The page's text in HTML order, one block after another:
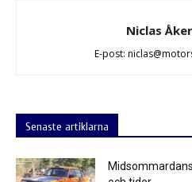
Niclas
E-post:
Senaste artiklarna